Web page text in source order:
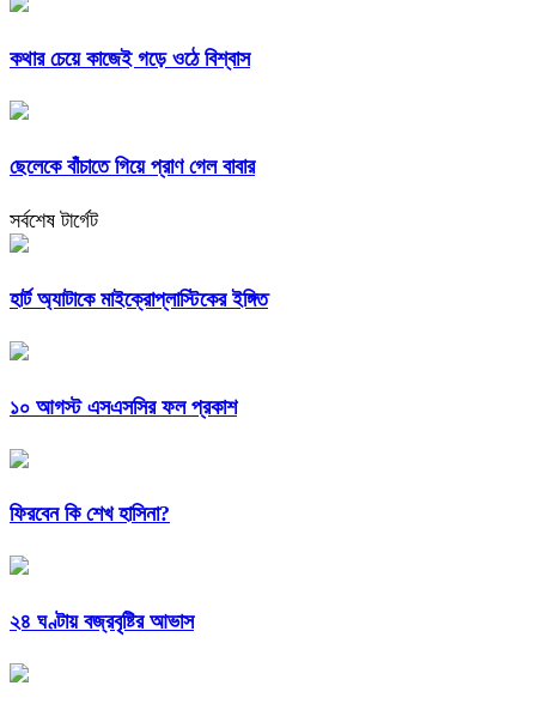
কথার চেয়ে কাজেই গড়ে ওঠে বিশ্বাস
ছেলেকে বাঁচাতে গিয়ে প্রাণ গেল বাবার
সর্বশেষ টার্গেট
হার্ট অ্যাটাকে মাইক্রোপ্লাস্টিকের ইঙ্গিত
১০ আগস্ট এসএসসির ফল প্রকাশ
ফিরবেন কি শেখ হাসিনা?
২৪ ঘণ্টায় বজ্রবৃষ্টির আভাস